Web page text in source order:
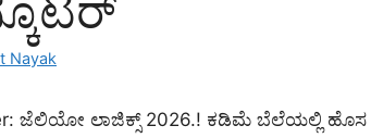
Nayak
ಜೆಲಿಯೋ ಲಾಜಿಕ್ಸ್ 2026.! ಕಡಿಮೆ ಬೆಲೆಯಲ್ಲಿ ಹೊಸ